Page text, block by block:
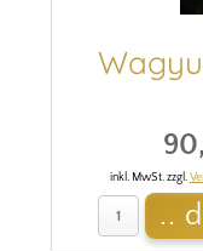
inkl. MwSt. zzgl.